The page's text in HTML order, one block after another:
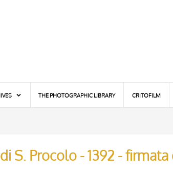
THE PHOTOGRAPHIC LIBRARY CRITOFILM
S. Procolo - 1392 -